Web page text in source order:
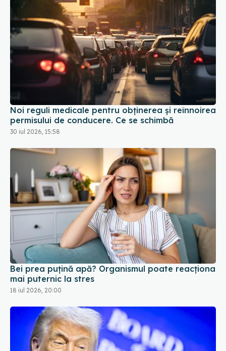
Noi reguli medicale pentru obținerea și reînnoirea
permisului de conducere. Ce se schimbă
30 iul 2026, 15:58
Bei prea puțină apă? Organismul poate reacționa
mai puternic la stres
18 iul 2026, 20:00